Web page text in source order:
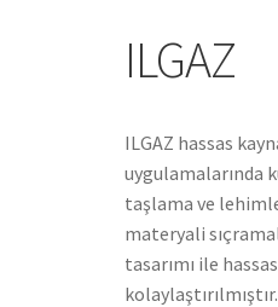
ILGAZ
ILGAZ hassas
uygulamalarında
taşlama ve
materyali
tasarımı ile